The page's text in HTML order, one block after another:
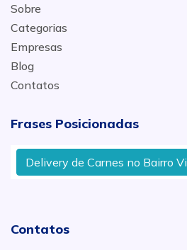
Sobre
Categorias
Empresas
Blog
Contatos
Frases Posicionadas
Delivery de Carnes no Bairro Vila
Contatos